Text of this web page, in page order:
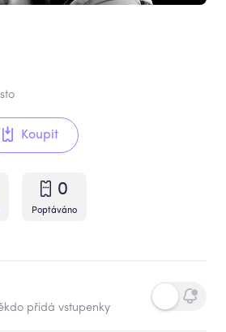
Koupit
0
Poptáváno
přidá vstupenky